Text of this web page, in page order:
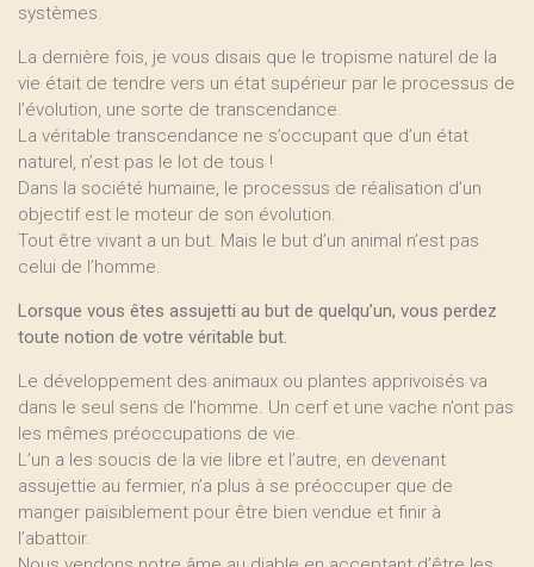
systèmes.
La dernière fois, je vous disais que le tropisme naturel de la
vie était de tendre vers un état supérieur par le processus de
l’évolution, une sorte de transcendance.
La véritable transcendance ne s’occupant que d’un état
naturel, n’est pas le lot de tous !
Dans la société humaine, le processus de réalisation d’un
objectif est le moteur de son évolution.
Tout être vivant a un but. Mais le but d’un animal n’est pas
celui de l’homme.
Lorsque vous êtes assujetti au but de quelqu’un, vous perdez
toute notion de votre véritable but.
Le développement des animaux ou plantes apprivoisés va
dans le seul sens de l’homme. Un cerf et une vache n’ont pas
les mêmes préoccupations de vie.
L’un a les soucis de la vie libre et l’autre, en devenant
assujettie au fermier, n’a plus à se préoccuper que de
manger paisiblement pour être bien vendue et finir à
l’abattoir.